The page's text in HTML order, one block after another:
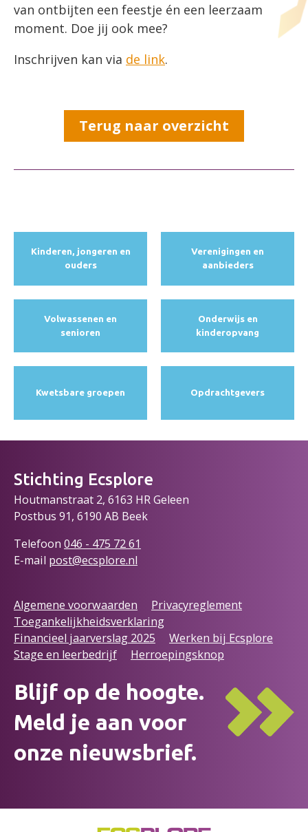
van ontbijten een feestje én een leerzaam
moment. Doe jij ook mee?
Inschrijven kan via de link.
Terug naar overzicht
Kinderen, jongeren en
ouders
Verenigingen en
aanbieders
Volwassenen en
senioren
Onderwijs en
kinderopvang
Kwetsbare groepen Opdracht­gevers
Stichting Ecsplore
Houtmanstraat 2, 6163 HR Geleen
Postbus 91, 6190 AB Beek
Telefoon 046 - 475 7261
E-mail post@ecsplore.nl
Algemene voorwaarden
Privacyreglement
Toegankelijkheidsverklaring
Financieel jaarverslag 2025
Werken bij Ecsplore
Stage en leerbedrijf
Herroepingsknop
Blijf op de hoogte.
Meld je aan voor
onze nieuwsbrief.